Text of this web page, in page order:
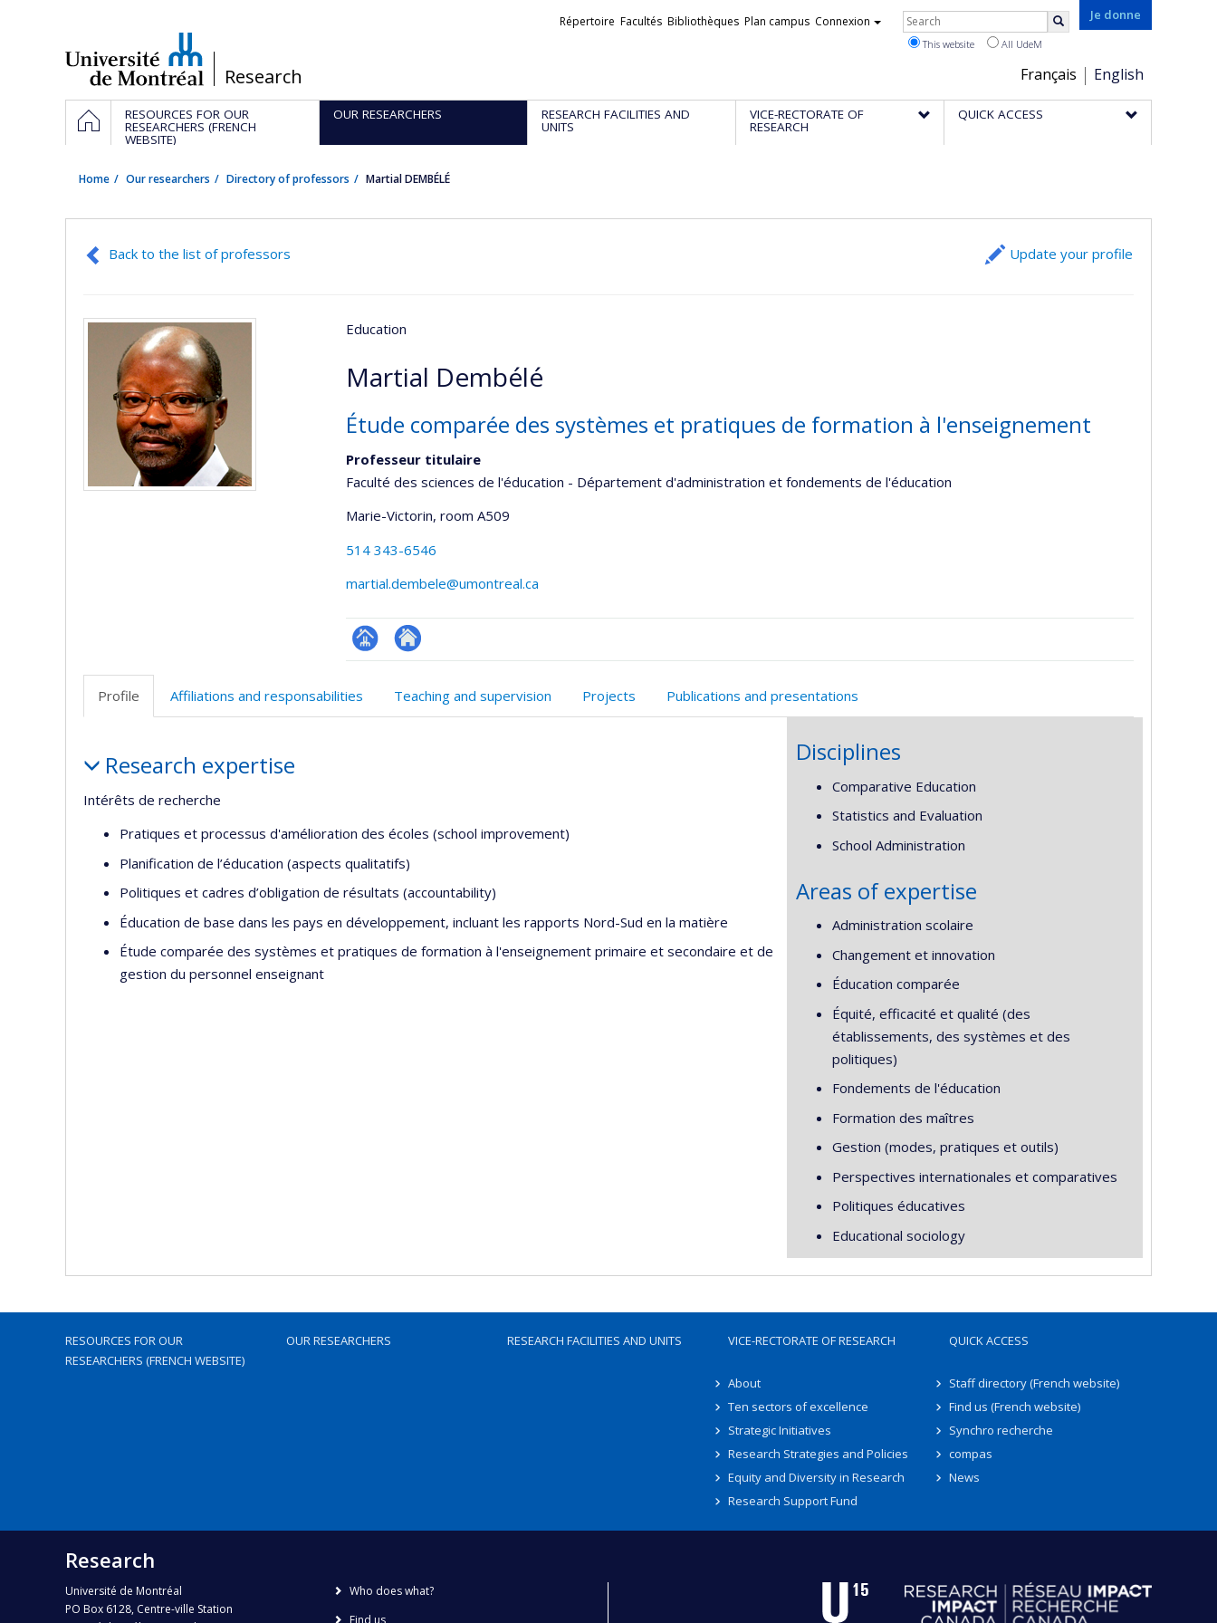
/Research
Je donne
Choix
de
la
Français English
Liens
Répertoire Facultés Bibliothèques Plan campus Connexion Rechercher
This website All UdeM
Navigation
principale
HOMERESOURCES FOR OUR
RESEARCHERS (FRENCH
WEBSITE)
OUR RESEARCHERS RESEARCH FACILITIES AND
UNITS
VICE-RECTORATE OF
RESEARCH
QUICK ACCESS
Home Our researchers Directory of professors Martial DEMBÉLÉ
Back to the list of professors Update your profile
Education
Martial Dembélé
Étude comparée des systèmes et pratiques de formation à l'enseignement
Professeur titulaire
Faculté des sciences de l'éducation - Département d'administration et fondements de l'éducation
Marie-Victorin, room A509
514 343-6546
martial.dembele@umontreal.ca
Page
(faculté,département,école)
Site
Profile Affiliations and responsabilities Teaching and supervision Projects Publications and presentations
Research expertise
Intérêts de recherche
Pratiques et processus d'amélioration des écoles (school improvement)
Planification de l’éducation (aspects qualitatifs)
Politiques et cadres d’obligation de résultats (accountability)
Éducation de base dans les pays en développement, incluant les rapports Nord-Sud en la matière
Étude comparée des systèmes et pratiques de formation à l'enseignement primaire et secondaire et de
gestion du personnel enseignant
Disciplines
Comparative Education
Statistics and Evaluation
School Administration
Areas of expertise
Administration scolaire
Changement et innovation
Éducation comparée
Équité, efficacité et qualité (des
établissements, des systèmes et des
politiques)
Fondements de l'éducation
Formation des maîtres
Gestion (modes, pratiques et outils)
Perspectives internationales et comparatives
Politiques éducatives
Educational sociology
RESOURCES FOR OUR
RESEARCHERS (FRENCH WEBSITE)
OUR RESEARCHERS RESEARCH FACILITIES AND UNITS VICE-RECTORATE OF RESEARCH
About
Ten sectors of excellence
Strategic Initiatives
Research Strategies and Policies
Equity and Diversity in Research
Research Support Fund
QUICK ACCESS
Staff directory (French website)
Find us (French website)
Synchro recherche
compas
News
Research
Université de Montréal
PO Box 6128, Centre-ville Station
Who does what?
Find us